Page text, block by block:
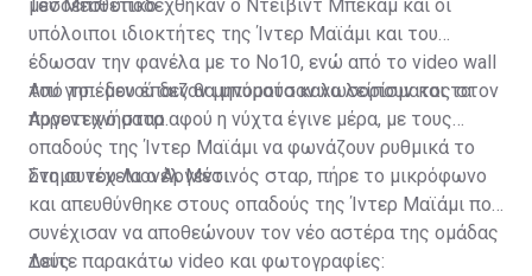
μεσοεπιθετικό.
Τον Μέσι υποδέχθηκαν ο Ντέιβιντ Μπέκαμ και οι
υπόλοιποι ιδιοκτήτες της Ίντερ Μαϊάμι και του
έδωσαν την φανέλα με το Νο10, ενώ από το video wall
του γηπέδου έπαιζαν μηνύματα καλωσορίσματος στον
Αργεντινό σταρ.
Από το... μενού δεν θα μπορούσαν να λείπουν και τα
πυροτεχνήματα αφού η νύχτα έγινε μέρα, με τους
οπαδούς της Ίντερ Μαϊάμι να φωνάζουν ρυθμικά το
όνομα του Λιονέλ Μέσι.
Στη συνέχεια ο Αργεντινός σταρ, πήρε το μικρόφωνο
και απευθύνθηκε στους οπαδούς της Ίντερ Μαϊάμι που
συνέχισαν να αποθεώνουν τον νέο αστέρα της ομάδας
τους.
Δείτε παρακάτω video και φωτογραφίες: